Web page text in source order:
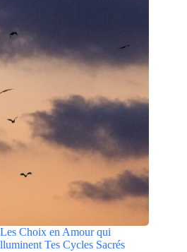
Choix en Amour qui
Tes Cycles Sacrés